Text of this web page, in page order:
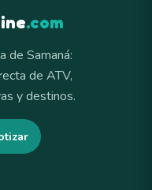
.com
de Samaná:
de ATV,
y destinos.